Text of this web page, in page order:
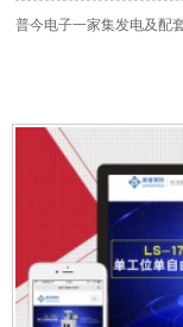
普今电子一家集发电及配